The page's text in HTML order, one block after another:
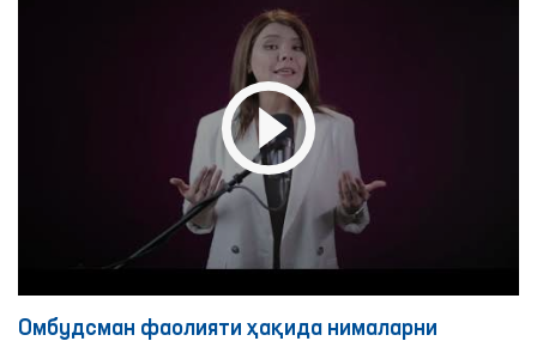
Омбудсман фаолияти ҳақида нималарни